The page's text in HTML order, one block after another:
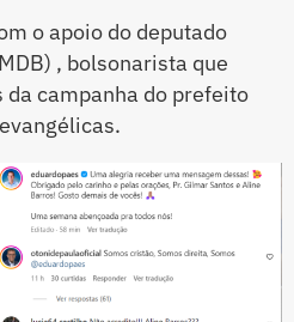
o apoio do deputado
, bolsonarista que
campanha do prefeito